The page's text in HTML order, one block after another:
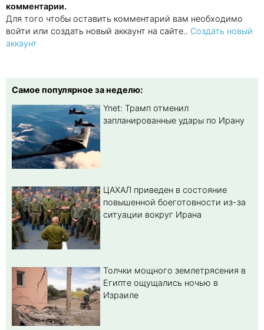
комментарии.
Для того чтобы оставить комментарий вам необходимо
войти или создать новый аккаунт на сайте.. Создать новый
аккаунт
Самое популярное за неделю:
Ynet: Трамп отменил
запланированные удары по Ирану
ЦАХАЛ приведен в состояние
повышенной боеготовности из-за
ситуации вокруг Ирана
Толчки мощного землетрясения в
Египте ощущались ночью в
Израиле